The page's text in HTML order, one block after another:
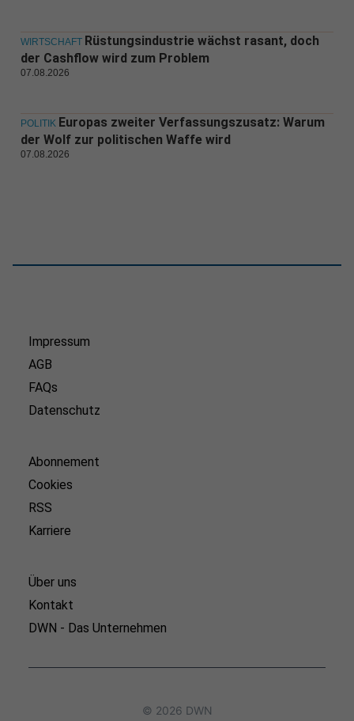
WIRTSCHAFT Rüstungsindustrie wächst rasant, doch
der Cashflow wird zum Problem
07.08.2026
POLITIK Europas zweiter Verfassungszusatz: Warum
der Wolf zur politischen Waffe wird
07.08.2026
Impressum
AGB
FAQs
Datenschutz
Abonnement
Cookies
RSS
Karriere
Über uns
Kontakt
DWN - Das Unternehmen
© 2026 DWN